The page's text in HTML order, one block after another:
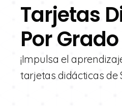
Tarjetas
Por Grado
¡Impulsa el
tarjetas didácticas de